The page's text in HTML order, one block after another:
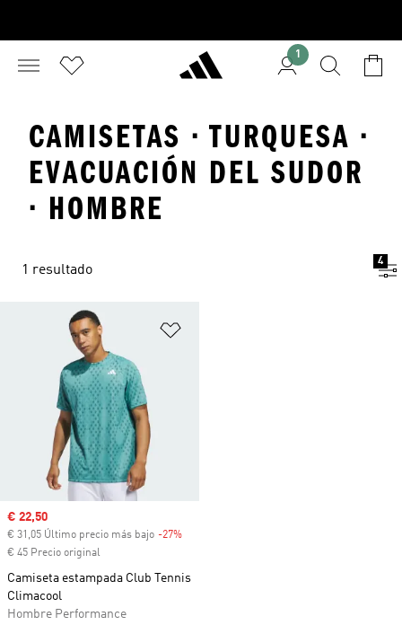
1
CAMISETAS · TURQUESA ·
EVACUACIÓN DEL SUDOR
· HOMBRE
1 resultado
4
Precio de venta
€ 22,50
€ 31,05 Último precio más bajo -27%
€ 45 Precio original
Camiseta estampada Club Tennis
Climacool
Hombre Performance